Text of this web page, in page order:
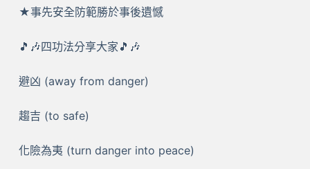
★事先安全防範勝於事後遺憾
🎵🎶四功法分享大家🎵🎶
避凶 (away from danger)
趨吉 (to safe)
化險為夷 (turn danger into peace)